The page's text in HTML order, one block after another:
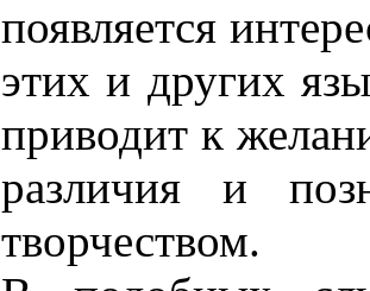
появляется
этих и других
приводит к
различия и
творчеством.